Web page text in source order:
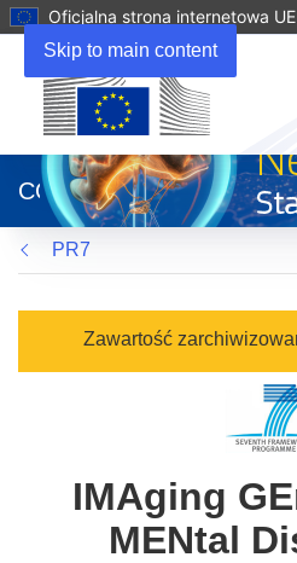
Skip to main content
Oficjalna strona internetowa UE
otworzy
się
w
nowym
oknie)
CORDIS
PR7
Zawartość
IMAging
MENtal